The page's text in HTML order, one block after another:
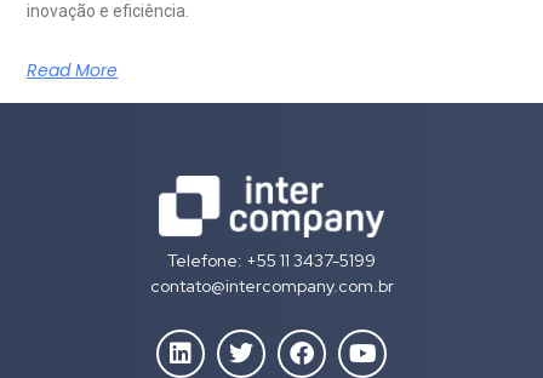
inovação e eficiência.
Read More
Telefone: +55 11 3437-5199
contato@intercompany.com.br